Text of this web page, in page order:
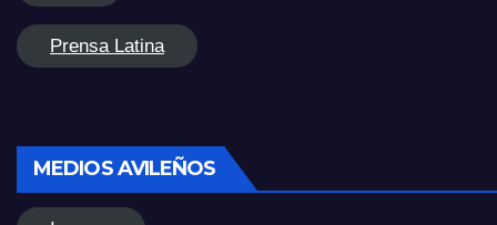
Prensa Latina
MEDIOS AVILEÑOS